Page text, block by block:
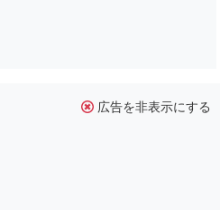
広告を非表示にする